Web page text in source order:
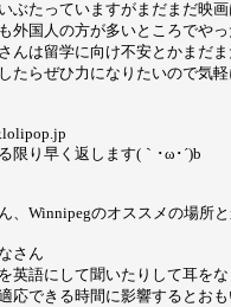
ぶたっていますがまだまだ映
外国人の方が多いところでやっ
んは留学に向け不安とかまだ
たらぜひ力になりたいので気軽
限り早く返します(｀･ω･´)b
、Winnipegのオススメの場所
さん
英語にして聞いたりして耳をな
応できる時間に影響するとおも